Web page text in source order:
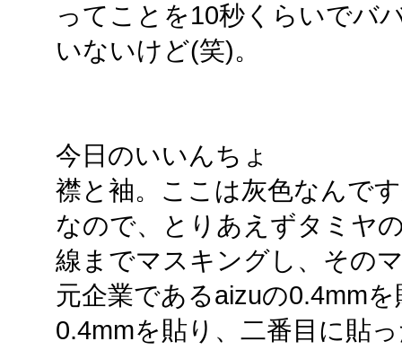
ってことを10秒くらいでバ
いないけど(笑)。
今日のいいんちょ
襟と袖。ここは灰色なんで
なので、とりあえずタミヤ
線までマスキングし、その
元企業であるaizuの0.4mm
0.4mmを貼り、二番目に貼